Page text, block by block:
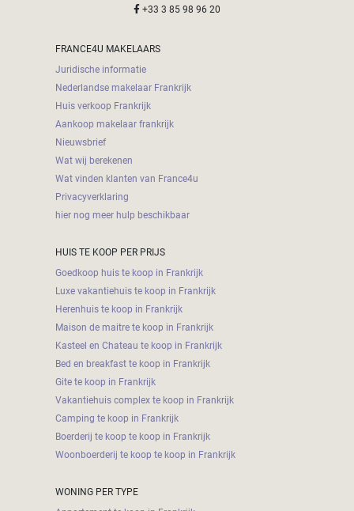
+33 3 85 98 96 20
FRANCE4U MAKELAARS
Juridische informatie
Nederlandse makelaar Frankrijk
Huis verkoop Frankrijk
Aankoop makelaar frankrijk
Nieuwsbrief
Wat wij berekenen
Wat vinden klanten van France4u
Privacyverklaring
hier nog meer hulp beschikbaar
HUIS TE KOOP PER PRIJS
Goedkoop huis te koop in Frankrijk
Luxe vakantiehuis te koop in Frankrijk
Herenhuis te koop in Frankrijk
Maison de maitre te koop in Frankrijk
Kasteel en Chateau te koop in Frankrijk
Bed en breakfast te koop in Frankrijk
Gite te koop in Frankrijk
Vakantiehuis complex te koop in Frankrijk
Camping te koop in Frankrijk
Boerderij te koop te koop in Frankrijk
Woonboerderij te koop te koop in Frankrijk
WONING PER TYPE